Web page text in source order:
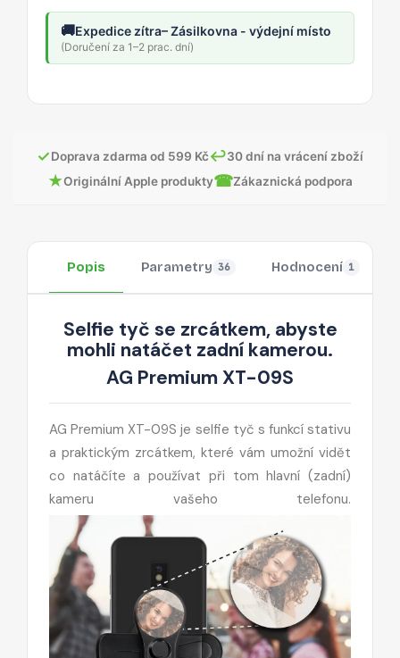
🚚Expedice zítra– Zásilkovna - výdejní místo
(Doručení za 1–2 prac. dní)
✓Doprava zdarma od 599 Kč↩30 dní na vrácení zboží
★Originální Apple produkty☎Zákaznická podpora
Popis Parametry 36 Hodnocení 1
Selfie tyč se zrcátkem, abyste
mohli natáčet zadní kamerou.
AG Premium XT-09S
AG Premium XT-09S je selfie tyč s funkcí stativu
a praktickým zrcátkem, které vám umožní vidět
co natáčíte a používat při tom hlavní (zadní)
kameru vašeho telefonu.